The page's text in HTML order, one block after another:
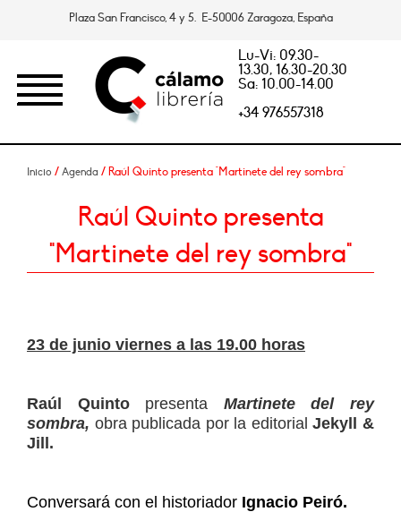
Plaza San Francisco, 4 y 5. E-50006 Zaragoza, España
Lu-Vi: 09.30-
13.30, 16.30-20.30
Sa: 10.00-14.00
+34 976557318
Inicio / Agenda / Raúl Quinto presenta "Martinete del rey sombra"
Raúl Quinto presenta
"Martinete del rey sombra"
23 de junio viernes a las 19.00 horas
Raúl Quinto presenta Martinete del rey
sombra, obra publicada por la editorialJekyll &
Jill.
Conversará con el historiador Ignacio Peiró.